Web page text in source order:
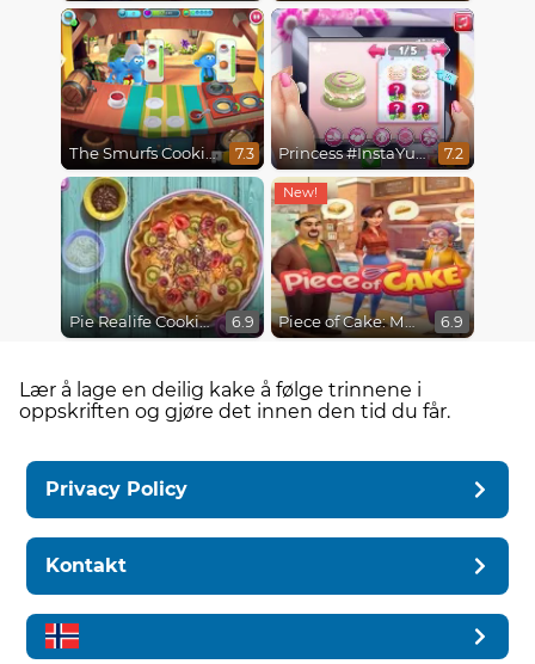
The Smurfs Cooking 7.3 Princess #InstaYuuum Macarons & Flowers 7.2
Pie Realife Cooking 6.9 Piece of Cake: Merge & Bake 6.9
Lær å lage en deilig kake å følge trinnene i
oppskriften og gjøre det innen den tid du får.
Privacy Policy
Kontakt